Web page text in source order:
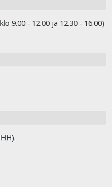
9.00 - 12.00 ja 12.30 - 16.00)